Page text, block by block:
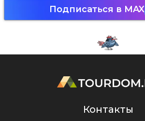
Подписаться в MAX
Контакты